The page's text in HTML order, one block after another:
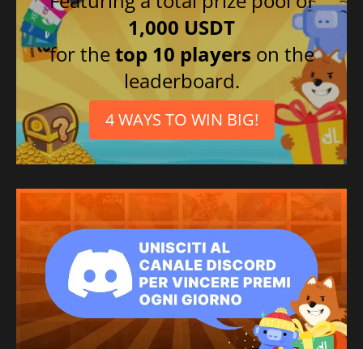
1,000 USDT
for thetop 10 players on the
leaderboard.
4 WAYS TO WIN BIG!